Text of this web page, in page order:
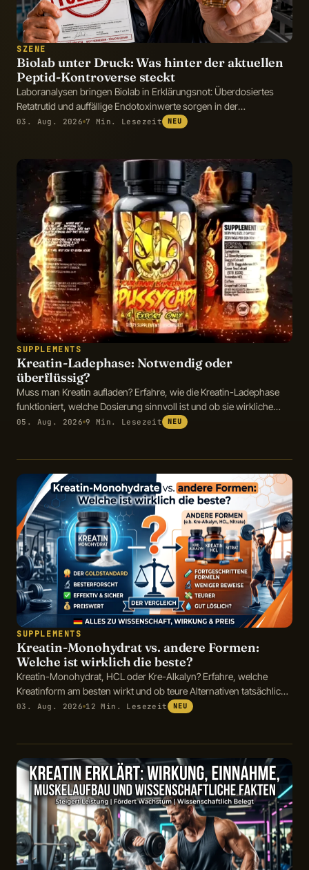
SZENE
Biolab unter Druck: Was hinter der aktuellen
Peptid-Kontroverse steckt
Laboranalysen bringen Biolab in Erklärungsnot: Überdosiertes
Retatrutid und auffällige Endotoxinwerte sorgen in der
Fitnessszene für Diskussionen.
03. Aug. 2026 7 Min. Lesezeit NEU
SUPPLEMENTS
Kreatin-Ladephase: Notwendig oder
überflüssig?
Muss man Kreatin aufladen? Erfahre, wie die Kreatin-Ladephase
funktioniert, welche Dosierung sinnvoll ist und ob sie wirkliche
Vorteile bietet.
05. Aug. 2026 9 Min. Lesezeit NEU
SUPPLEMENTS
Kreatin-Monohydrat vs. andere Formen:
Welche ist wirklich die beste?
Kreatin-Monohydrat, HCL oder Kre-Alkalyn? Erfahre, welche
Kreatinform am besten wirkt und ob teure Alternativen tatsächlich
Vorteile bieten.
03. Aug. 2026 12 Min. Lesezeit NEU